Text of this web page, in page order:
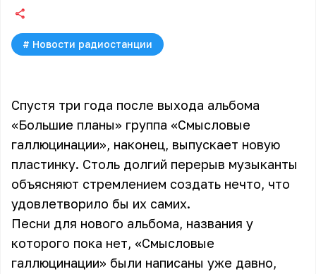
# Новости радиостанции
Спустя три года после выхода альбома
«Большие планы» группа «Смысловые
галлюцинации», наконец, выпускает новую
пластинку. Столь долгий перерыв музыканты
объясняют стремлением создать нечто, что
удовлетворило бы их самих.
Песни для нового альбома, названия у
которого пока нет, «Смысловые
галлюцинации» были написаны уже давно,